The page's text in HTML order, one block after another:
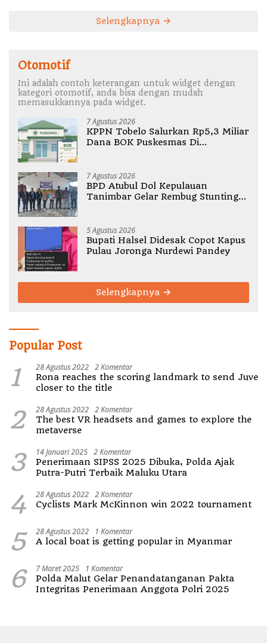
Selengkapnya
Otomotif
Ini adalah contoh keterangan untuk widget dengan
kategori otomotif, anda bisa dengan mudah
memasukkannya pada widget.
7 Agustus 2026
KPPN Tobelo Salurkan Rp5,3 Miliar
Dana BOK Puskesmas Di
7 Agustus 2026
BPD Atubul Dol Kepulauan
Tanimbar Gelar Rembug Stunting
5 Agustus 2026
Bupati Halsel Didesak Copot Kapus
Pulau Joronga Nurdewi Pandey
Selengkapnya
Popular Post
1 28 Agustus 2022 2 Komentar
Rona reaches the scoring landmark to send Juve
closer to the title
2 28 Agustus 2022 2 Komentar
The best VR headsets and games to explore the
metaverse
3 14 Januari 2025 2 Komentar
Penerimaan SIPSS 2025 Dibuka, Polda Ajak
Putra-Putri Terbaik Maluku Utara
4 28 Agustus 2022 2 Komentar
Cyclists Mark McKinnon win 2022 tournament
5 28 Agustus 2022 1 Komentar
A local boat is getting popular in Myanmar
6 7 Maret 2025 1 Komentar
Polda Malut Gelar Penandatanganan Pakta
Integritas Penerimaan Anggota Polri 2025